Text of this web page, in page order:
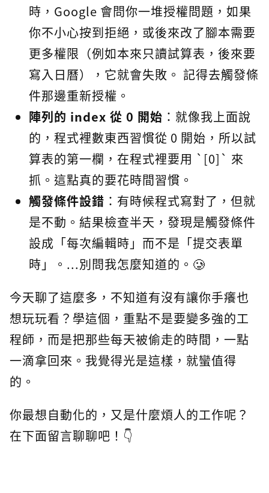
時，Google 會問你一堆授權問題，如果
你不小心按到拒絕，或後來改了腳本需要
更多權限（例如本來只讀試算表，後來要
寫入日曆），它就會失敗。 記得去觸發條
件那邊重新授權。
陣列的 index 從 0 開始 ：就像我上面說
的，程式裡數東西習慣從 0 開始，所以試
算表的第一欄，在程式裡要用 `[0]` 來
抓。這點真的要花時間習慣。
觸發條件設錯 ：有時候程式寫對了，但就
是不動。結果檢查半天，發現是觸發條件
設成「每次編輯時」而不是「提交表單
時」。...別問我怎麼知道的。🥲
今天聊了這麼多，不知道有沒有讓你手癢也
想玩玩看？學這個，重點不是要變多強的工
程師，而是把那些每天被偷走的時間，一點
一滴拿回來。我覺得光是這樣，就蠻值得
的。
你最想自動化的，又是什麼煩人的工作呢？
在下面留言聊聊吧！👇